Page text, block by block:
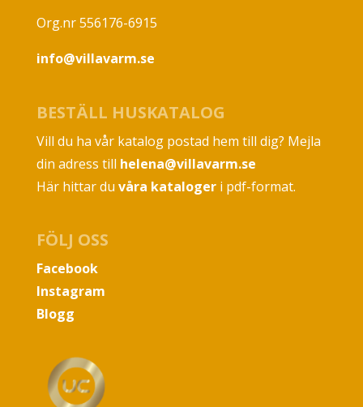
Org.nr 556176-6915
info@villavarm.se
BESTÄLL HUSKATALOG
Vill du ha vår katalog postad hem till dig? Mejla
din adress till helena@villavarm.se
Här hittar du våra katalogeri pdf-format.
FÖLJ OSS
Facebook
Instagram
Blogg